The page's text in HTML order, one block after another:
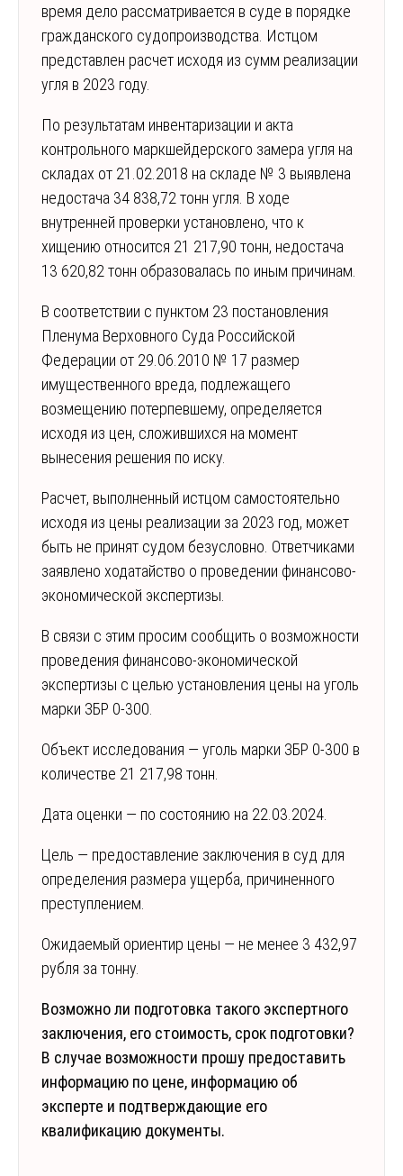
время дело рассматривается в суде в порядке
гражданского судопроизводства. Истцом
представлен расчет исходя из сумм реализации
угля в 2023 году.
По результатам инвентаризации и акта
контрольного маркшейдерского замера угля на
складах от 21.02.2018 на складе № 3 выявлена
недостача 34 838,72 тонн угля. В ходе
внутренней проверки установлено, что к
хищению относится 21 217,90 тонн, недостача
13 620,82 тонн образовалась по иным причинам.
В соответствии с пунктом 23 постановления
Пленума Верховного Суда Российской
Федерации от 29.06.2010 № 17 размер
имущественного вреда, подлежащего
возмещению потерпевшему, определяется
исходя из цен, сложившихся на момент
вынесения решения по иску.
Расчет, выполненный истцом самостоятельно
исходя из цены реализации за 2023 год, может
быть не принят судом безусловно. Ответчиками
заявлено ходатайство о проведении финансово-
экономической экспертизы.
В связи с этим просим сообщить о возможности
проведения финансово-экономической
экспертизы с целью установления цены на уголь
марки ЗБР 0-300.
Объект исследования — уголь марки ЗБР 0-300 в
количестве 21 217,98 тонн.
Дата оценки — по состоянию на 22.03.2024.
Цель — предоставление заключения в суд для
определения размера ущерба, причиненного
преступлением.
Ожидаемый ориентир цены — не менее 3 432,97
рубля за тонну.
Возможно ли подготовка такого экспертного
заключения, его стоимость, срок подготовки?
В случае возможности прошу предоставить
информацию по цене, информацию об
эксперте и подтверждающие его
квалификацию документы.